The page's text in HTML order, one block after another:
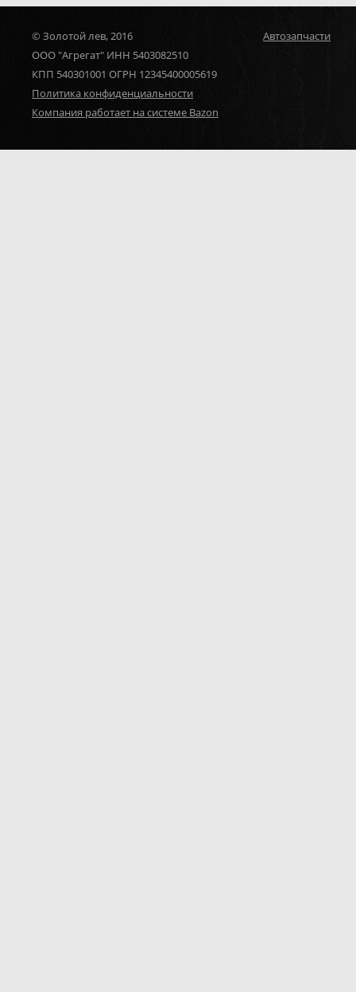
© Золотой лев, 2016
ООО "Агрегат" ИНН 5403082510
КПП 540301001 ОГРН 12345400005619
Политика конфиденциальности
Компания работает на системе Bazon
Автозапчасти